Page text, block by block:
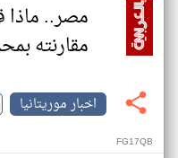
مصر..
مقارنته
اخبار موريتانيا
FG17QB